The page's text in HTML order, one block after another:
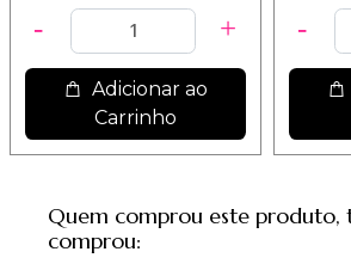
Adicionar ao
Carrinho
Quem comprou este produto,
comprou: